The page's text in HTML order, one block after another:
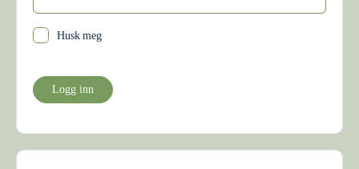
Husk meg